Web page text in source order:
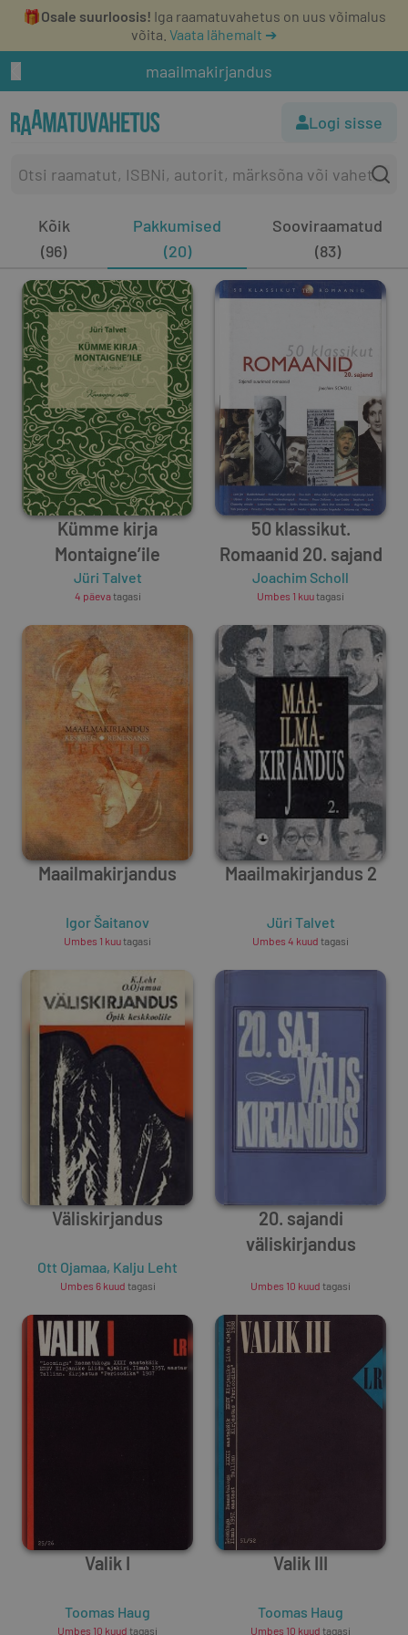
🎁Osale suurloosis! Iga raamatuvahetus on uus võimalus
võita. Vaata lähemalt ➔
maailmakirjandus
Logi sisse
Kõik
(96)
Pakkumised
(20)
Sooviraamatud
(83)
Kümme kirja
Montaigne’ile
Jüri Talvet
4 päevatagasi
50 klassikut.
Romaanid 20. sajand
Joachim Scholl
Umbes 1 kuutagasi
Maailmakirjandus
Igor Šaitanov
Umbes 1 kuutagasi
Maailmakirjandus 2
Jüri Talvet
Umbes 4 kuud tagasi
Väliskirjandus
Ott Ojamaa, Kalju Leht
Umbes 6 kuud tagasi
20. sajandi
väliskirjandus
Umbes 10 kuud tagasi
Valik I
Toomas Haug
Umbes 10 kuud tagasi
Valik III
Toomas Haug
Umbes 10 kuud tagasi